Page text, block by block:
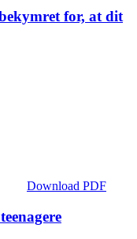
for, at dit
Download PDF